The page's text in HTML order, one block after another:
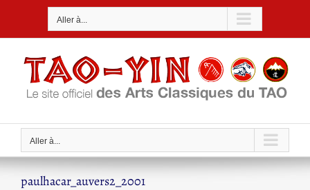
Aller à...
Aller à...
paulhacar_auvers2_2001